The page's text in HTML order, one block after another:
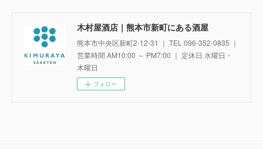
木村屋酒店｜熊本市新町にある酒屋
熊本市中央区新町2-12-31 ｜ TEL 096-352-0835 ｜
営業時間 AM10:00 ～ PM7:00 ｜ 定休日 水曜日・
木曜日
フォロー